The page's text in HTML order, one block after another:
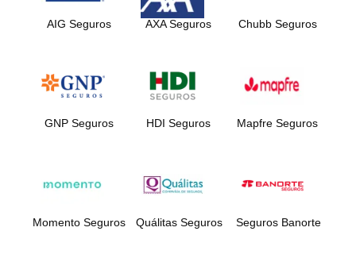
AIG Seguros AXA Seguros Chubb Seguros
GNP Seguros HDI Seguros Mapfre Seguros
Momento Seguros Quálitas Seguros Seguros Banorte